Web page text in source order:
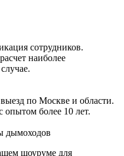
сотрудников.
наиболее
по Москве и области.
более 10 лет.
дымоходов
шоуруме для